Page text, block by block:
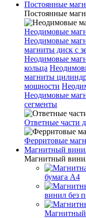
Постоянные
Постоянные
Неодимовые
Неодимовые
магниты диск с
Неодимовые
кольца
магниты
мощности
Неодимовые
сегменты
Ответные части
Ферритовые
Магнитный
Магнитный
бумага А4
винил без
Магнитный